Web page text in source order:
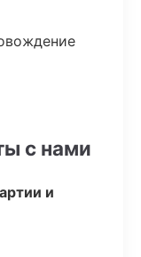
с нами
и